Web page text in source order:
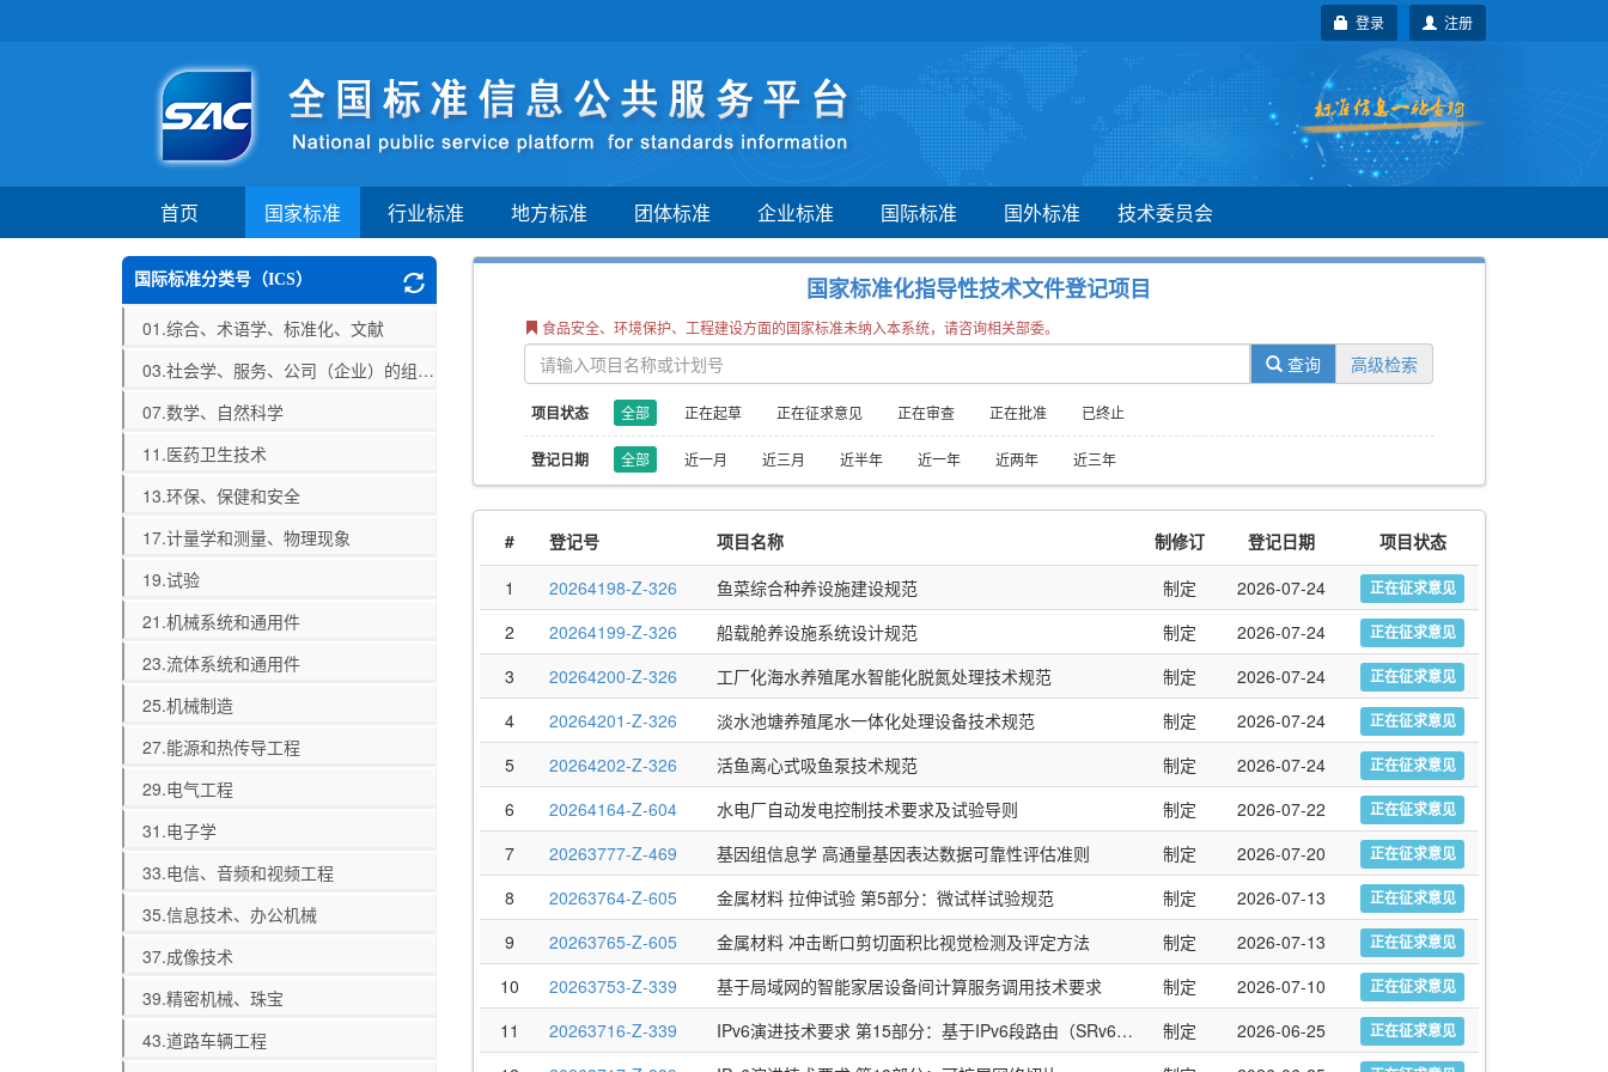
注册
登录
首页 国家标准 行业标准 地方标准 团体标准 企业标准 国际标准 国外标准 技术委员会
国际标准分类号（ICS）
01.综合、术语学、标准化、文献
03.社会学、服务、公司（企业）的组织和管理、行政、运输
07.数学、自然科学
11.医药卫生技术
13.环保、保健和安全
17.计量学和测量、物理现象
19.试验
21.机械系统和通用件
23.流体系统和通用件
25.机械制造
27.能源和热传导工程
29.电气工程
31.电子学
33.电信、音频和视频工程
35.信息技术、办公机械
37.成像技术
39.精密机械、珠宝
43.道路车辆工程
国家标准化指导性技术文件登记项目
食品安全、环境保护、工程建设方面的国家标准未纳入本系统，请咨询相关部委。
查询 高级检索
项目状态 全部 正在起草 正在征求意见 正在审查 正在批准 已终止
登记日期 全部 近一月 近三月 近半年 近一年 近两年 近三年
# 登记号 项目名称 制修订 登记日期
项目状态
1
20264198-Z-326 鱼菜综合种养设施建设规范 制定 2026-07-24 正在征求意见
2 20264199-Z-326 船载舱养设施系统设计规范 制定 2026-07-24 正在征求意见
3 20264200-Z-326 工厂化海水养殖尾水智能化脱氮处理技术规范 制定 2026-07-24 正在征求意见
4 20264201-Z-326 淡水池塘养殖尾水一体化处理设备技术规范 制定 2026-07-24 正在征求意见
5 20264202-Z-326 活鱼离心式吸鱼泵技术规范 制定 2026-07-24 正在征求意见
6 20264164-Z-604 水电厂自动发电控制技术要求及试验导则 制定 2026-07-22 正在征求意见
7 20263777-Z-469 基因组信息学 高通量基因表达数据可靠性评估准则 制定 2026-07-20 正在征求意见
8 20263764-Z-605 金属材料 拉伸试验 第5部分：微试样试验规范 制定 2026-07-13 正在征求意见
9 20263765-Z-605 金属材料 冲击断口剪切面积比视觉检测及评定方法 制定 2026-07-13 正在征求意见
10 20263753-Z-339 基于局域网的智能家居设备间计算服务调用技术要求 制定 2026-07-10 正在征求意见
11 20263716-Z-339 IPv6演进技术要求 第15部分：基于IPv6段路由（SRv6）的组播 制定 2026-06-25 正在征求意见